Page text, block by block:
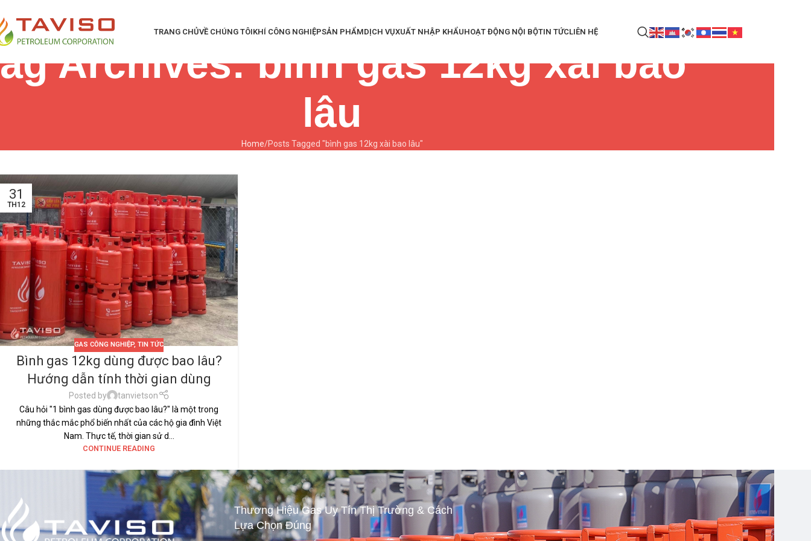
TRANG CHỦVỀ CHÚNG TÔIKHÍ CÔNG NGHIỆPSẢN PHẨMDỊCH VỤXUẤT NHẬP KHẨUHOẠT ĐỘNG NỘI BỘTIN TỨCLIÊN HỆ
Archives: bình gas 12kg xài bao
lâu
Home Posts Tagged "bình gas 12kg xài bao lâu"
31
TH12
GAS CÔNG NGHIỆP, TIN TỨC
Bình gas 12kg dùng được bao lâu?
Hướng dẫn tính thời gian dùng
Posted by
tanvietson
Câu hỏi "1 bình gas dùng được bao lâu?" là một trong
những thắc mắc phổ biến nhất của các hộ gia đình Việt
Nam. Thực tế, thời gian sử d...
CONTINUE READING
Thương Hiệu Gas Uy Tín Thị Trường & Cách
Lựa Chọn Đúng